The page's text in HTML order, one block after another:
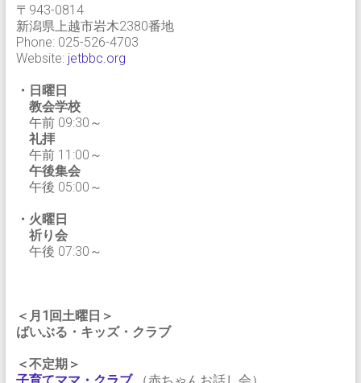
〒943-0814
新潟県上越市岩木2380番地
Phone: 025-526-4703
Website: jetbbc.org
・日曜日
教会学校
午前 09:30～
礼拝
午前 11:00～
午後集会
午後 05:00～
・火曜日
祈り会
午後 07:30～
＜月1回土曜日＞
ばいぶる・キッズ・クラブ
＜不定期＞